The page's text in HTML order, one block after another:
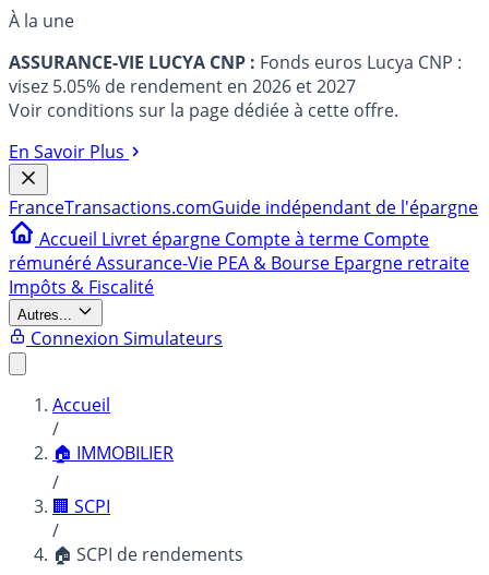
À la une
ASSURANCE-VIE LUCYA CNP : Fonds euros Lucya CNP :
visez 5.05% de rendement en 2026 et 2027
Voir conditions sur la page dédiée à cette offre.
En Savoir Plus
FranceTransactions.comGuide indépendant de l'épargne
Accueil Livret épargne Compte à terme Compte
rémunéréAssurance-Vie PEA & Bourse Epargne retraite
Impôts & Fiscalité
Autres...
Connexion Simulateurs
Accueil
/
🏠 IMMOBILIER
/
🏢 SCPI
/
🏠 SCPI de rendements